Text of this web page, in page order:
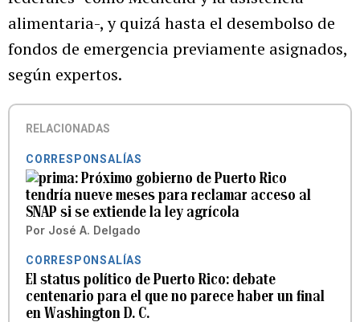
alimentaria-, y quizá hasta el desembolso de
fondos de emergencia previamente asignados,
según expertos.
RELACIONADAS
CORRESPONSALÍAS
Próximo gobierno de Puerto Rico
tendría nueve meses para reclamar acceso al
SNAP si se extiende la ley agrícola
Por José A. Delgado
CORRESPONSALÍAS
El status político de Puerto Rico: debate
centenario para el que no parece haber un final
en Washington D. C.